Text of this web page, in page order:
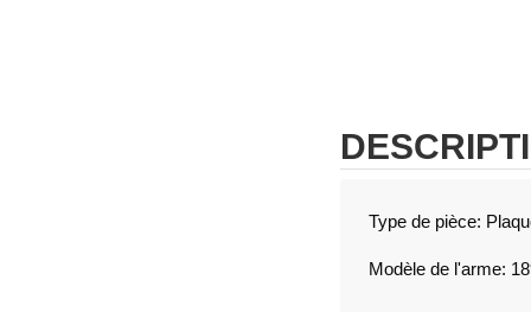
Type de pièce:
Modèle de l'arme: